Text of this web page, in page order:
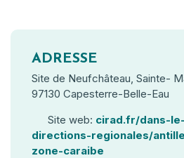
ADRESSE
Site de Neufchâteau, Sainte-
97130 Capesterre-Belle-Eau
Site web: cirad.fr/dans-
directions-regionales/
zone-caraibe